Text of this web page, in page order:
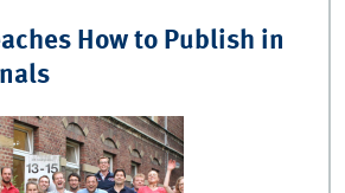
How to Publish in